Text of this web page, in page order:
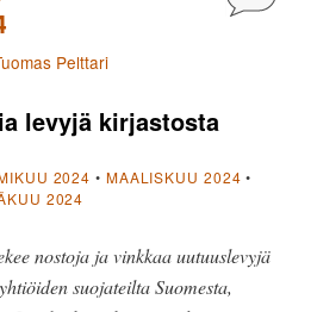
Pelttari
levyjä kirjastosta
2024 • MAALISKUU 2024 •
2024
nostoja ja vinkkaa uutuuslevyjä
suojateilta Suomesta,